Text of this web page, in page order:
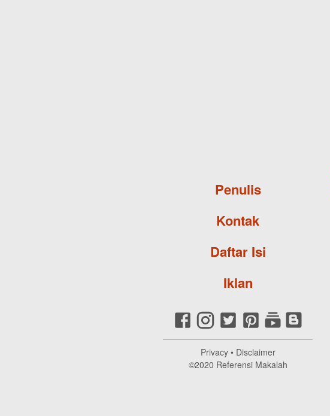
Penulis
Kontak
Daftar Isi
Iklan
Privacy• Disclaimer
©2020 Referensi Makalah